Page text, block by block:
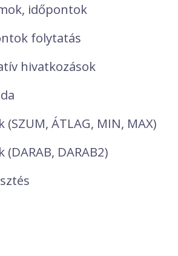
időpontok
folytatás
hivatkozások
ÁTLAG, MIN, MAX)
DARAB2)